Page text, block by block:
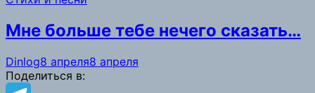
Мне больше тебе нечего сказать…
Dinlog8 апреля8 апреля
Поделиться в: